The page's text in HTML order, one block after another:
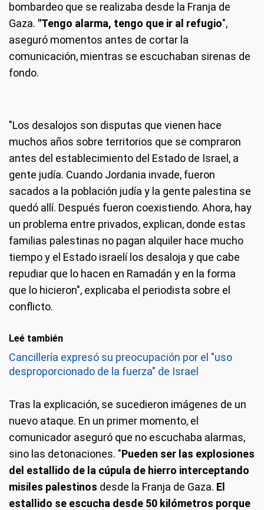
bombardeo que se realizaba desde la Franja de
Gaza. "Tengo alarma, tengo que ir al refugio",
aseguró momentos antes de cortar la
comunicación, mientras se escuchaban sirenas de
fondo.
"Los desalojos son disputas que vienen hace
muchos años sobre territorios que se compraron
antes del establecimiento del Estado de Israel, a
gente judía. Cuando Jordania invade, fueron
sacados a la población judía y la gente palestina se
quedó allí. Después fueron coexistiendo. Ahora, hay
un problema entre privados, explican, donde estas
familias palestinas no pagan alquiler hace mucho
tiempo y el Estado israelí los desaloja y que cabe
repudiar que lo hacen en Ramadán y en la forma
que lo hicieron", explicaba el periodista sobre el
conflicto.
Leé también
Cancillería expresó su preocupación por el "uso
desproporcionado de la fuerza" de Israel
Tras la explicación, se sucedieron imágenes de un
nuevo ataque. En un primer momento, el
comunicador aseguró que no escuchaba alarmas,
sino las detonaciones. "Pueden ser las explosiones
del estallido de la cúpula de hierro interceptando
misiles palestinos desde la Franja de Gaza. El
estallido se escucha desde 50 kilómetros porque